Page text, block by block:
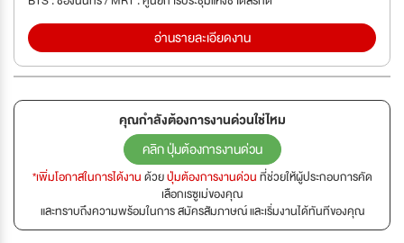
อ่านรายละเอียดงาน
คุณกำลังต้องการงานด่วนใช่ไหม
คลิก ปุ่มต้องการงานด่วน
*เพิ่มโอกาสในการได้งานด้วยปุ่มต้องการงานด่วนที่ช่วยให้ผู้ประกอบการคัด
เลือกเรซูเม่ของคุณ
และทราบถึงความพร้อมในการ สมัครสัมภาษณ์ และเริ่มงานได้ทันทีของคุณ